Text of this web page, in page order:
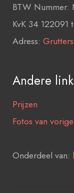
BTW Nummer:
KvK 34 122091
Adress:
Andere
Prijzen
Fotos van
Onderdeel van: